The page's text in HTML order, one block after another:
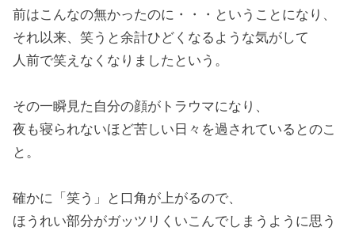
前はこんなの無かったのに・・・ということになり、
それ以来、笑うと余計ひどくなるような気がして
人前で笑えなくなりましたという。
その一瞬見た自分の顔がトラウマになり、
夜も寝られないほど苦しい日々を過されているとのこ
と。
確かに「笑う」と口角が上がるので、
ほうれい部分がガッツリくいこんでしまうように思う